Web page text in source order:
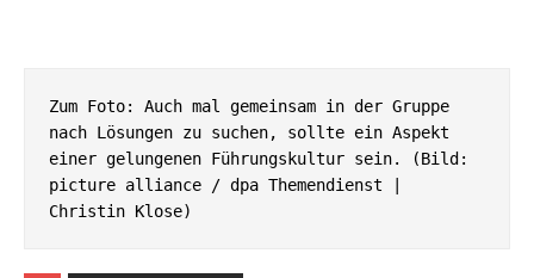
Zum Foto: Auch mal gemeinsam in der Gruppe
nach Lösungen zu suchen, sollte ein Aspekt
einer gelungenen Führungskultur sein. (Bild:
picture alliance / dpa Themendienst |
Christin Klose)